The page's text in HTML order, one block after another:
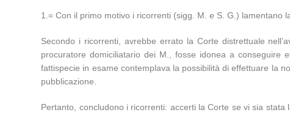
1.= Con il primo motivo i ricorrenti (sigg. M. e S. G.) lamentano
Secondo i ricorrenti, avrebbe errato la Corte distrettuale
procuratore domiciliatario dei M., fosse idonea a conseguire
fattispecie in esame contemplava la possibilità di effettuare la
pubblicazione.
Pertanto, concludono i ricorrenti: accerti la Corte se vi sia stata